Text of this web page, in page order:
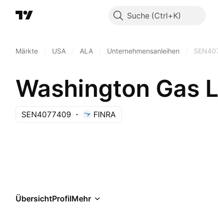
Suche
Märkte USA ALA Unternehmensanleihen
Washington Gas
SEN4077409 FINRA
ÜbersichtProfilMehr